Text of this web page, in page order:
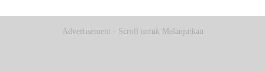
Advertisement - Scroll untuk Melanjutkan